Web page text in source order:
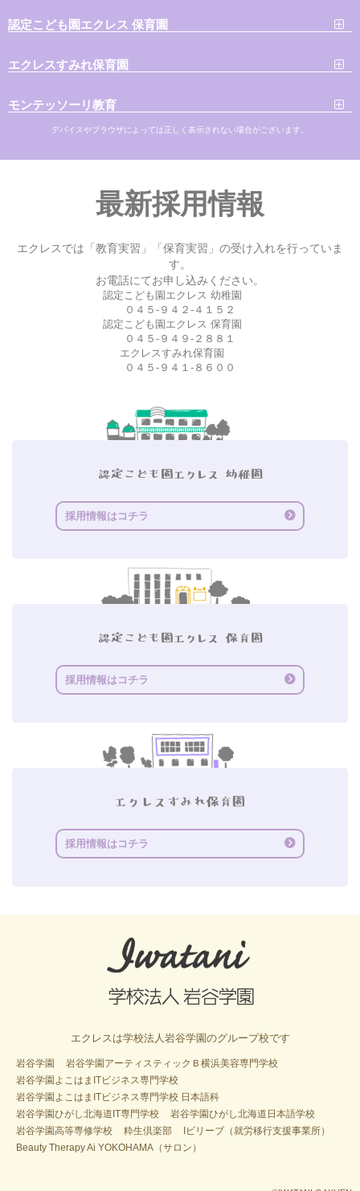
認定こども園エクレス 保育園
エクレスすみれ保育園
モンテッソーリ教育
デバイスやブラウザによっては正しく表示されない場合がございます。
最新採用情報
エクレスでは「教育実習」「保育実習」の受け入れを行っていま
す。
お電話にてお申し込みください。
認定こども園エクレス 幼稚園
０４５-９４２-４１５２
認定こども園エクレス 保育園
０４５-９４９-２８８１
エクレスすみれ保育園
０４５-９４１-８６００
採用情報はコチラ
採用情報はコチラ
採用情報はコチラ
エクレスは学校法人岩谷学園のグループ校です
岩谷学園
岩谷学園アーティスティックＢ横浜美容専門学校
岩谷学園よこはまITビジネス専門学校
岩谷学園よこはまITビジネス専門学校 日本語科
岩谷学園ひがし北海道IT専門学校
岩谷学園ひがし北海道日本語学校
岩谷学園高等専修学校
粋生倶楽部
Iビリーブ（就労移行支援事業所）
Beauty Therapy Ai YOKOHAMA（サロン）